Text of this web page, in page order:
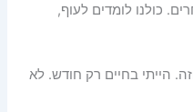
כולנו לומדים לעוף,
הייתי בחיים רק חודש. לא